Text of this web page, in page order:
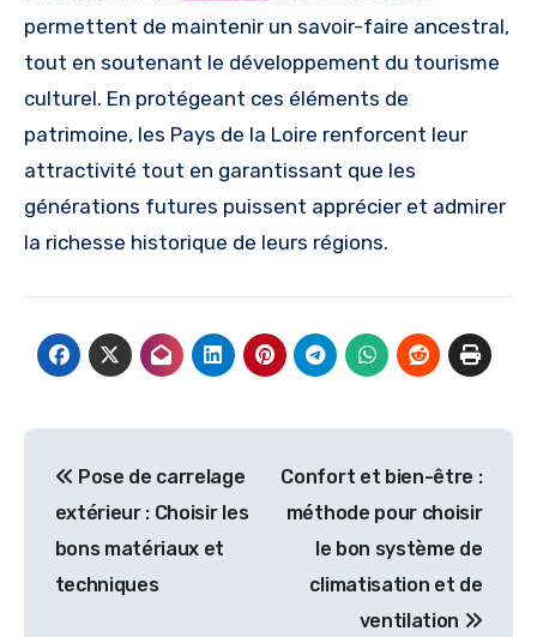
permettent de maintenir un savoir-faire ancestral,
tout en soutenant le développement du tourisme
culturel. En protégeant ces éléments de
patrimoine, les Pays de la Loire renforcent leur
attractivité tout en garantissant que les
générations futures puissent apprécier et admirer
la richesse historique de leurs régions.
de
l’article
Pose de carrelage
extérieur : Choisir les
bons matériaux et
techniques
Confort et bien-être :
méthode pour choisir
le bon système de
climatisation et de
ventilation